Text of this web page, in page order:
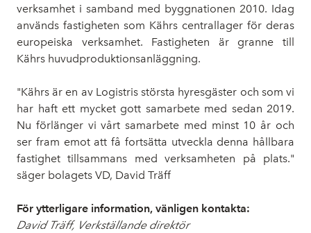
verksamhet i samband med byggnationen 2010. Idag
används fastigheten som Kährs centrallager för deras
europeiska verksamhet. Fastigheten är granne till
Kährs huvudproduktionsanläggning.
"Kährs är en av Logistris största hyresgäster och som vi
har haft ett mycket gott samarbete med sedan 2019.
Nu förlänger vi vårt samarbete med minst 10 år och
ser fram emot att få fortsätta utveckla denna hållbara
fastighet tillsammans med verksamheten på plats."
säger bolagets VD, David Träff
För ytterligare information, vänligen kontakta:
David Träff, Verkställande direktör